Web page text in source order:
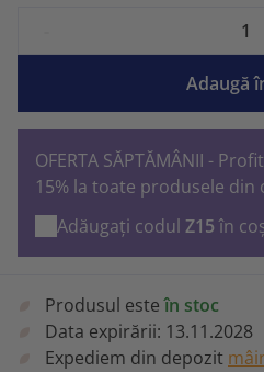
Adaugă
OFERTA SĂPTĂMÂNII -
15% la toate produsele
Adăugați codul Z15 în
Produsul esteîn stoc
Data expirării: 13.11.2028
Expediem din depozit